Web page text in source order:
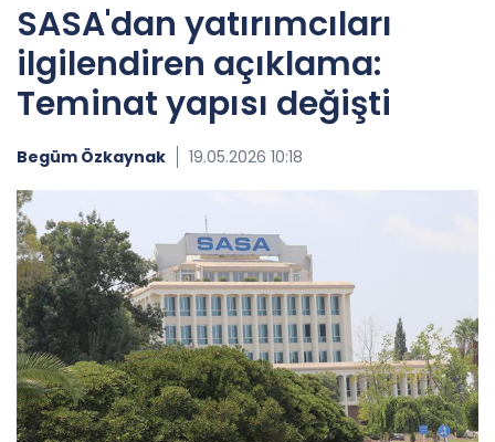
SASA'dan yatırımcıları
ilgilendiren açıklama:
Teminat yapısı değişti
Begüm Özkaynak 19.05.2026 10:18